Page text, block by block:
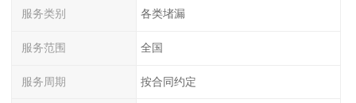
服务类别 各类堵漏
服务范围 全国
服务周期 按合同约定